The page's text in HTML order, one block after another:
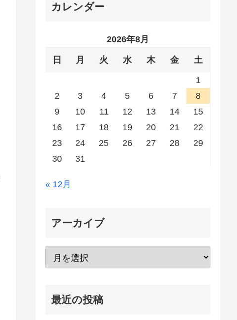
カレンダー
2026年8月
日 月 火 水 木 金 土
1
2
3 4 5 6 7
8
9
10 11 12 13 14
15
16
17 18 19 20 21
22
23
24 25 26 27 28
29
30
31
« 12月
アーカイブ
最近の投稿